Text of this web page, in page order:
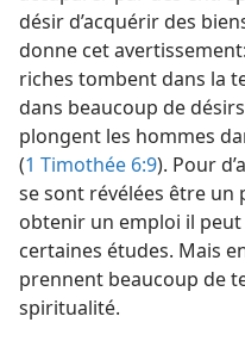
désir d’acquérir des
donne cet
riches tombent dans la
dans beaucoup de
plongent les hommes
(1 Timothée 6:9). Pour
se sont révélées être un
obtenir un emploi il peut
certaines études. Mais
prennent beaucoup de
spiritualité.